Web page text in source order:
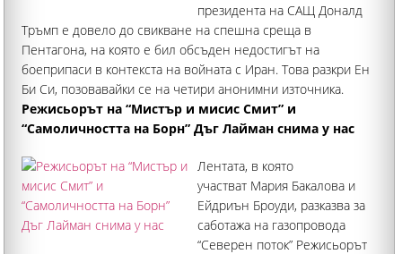
президента на САЩ Доналд
Тръмп е довело до свикване на спешна среща в
Пентагона, на която е бил обсъден недостигът на
боеприпаси в контекста на войната с Иран. Това разкри Ен
Би Си, позовавайки се на четири анонимни източника.
Според тях заседанието е било кризисно и е било свикано
Режисьорът на “Мистър и мисис Смит” и
“Самоличността на Борн” Дъг Лайман снима у нас
Лентата, в която
участват Мария Бакалова и
Ейдриън Броуди, разказва за
саботажа на газопровода
“Северен поток” Режисьорът